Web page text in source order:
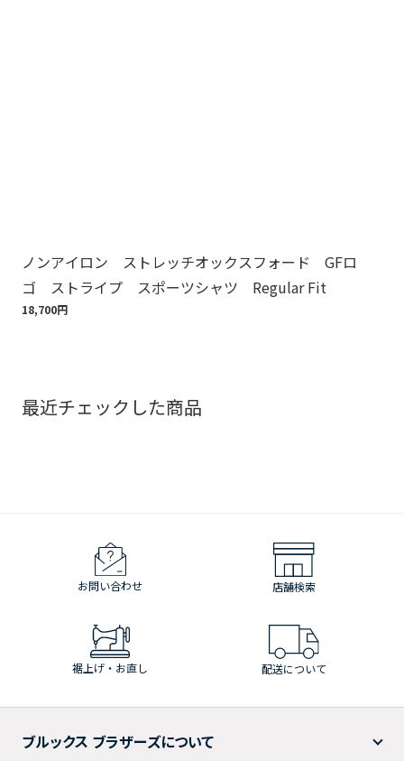
ノンアイロン ストレッチオックスフォード GFロ
ゴ ストライプ スポーツシャツ Regular Fit
18,700円
最近チェックした商品
お問い合わせ 店舗検索
裾上げ・お直し 配送について
ブルックス ブラザーズについて